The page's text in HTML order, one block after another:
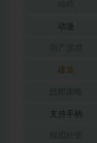
动漫
建造
支持手柄